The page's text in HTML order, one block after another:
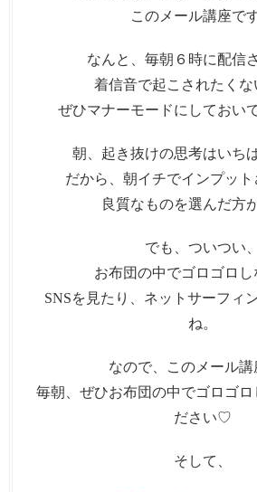
このメール講座です
なんと、毎朝６時に配信
着信音で起こされたくな
ぜひマナーモードにしておい
朝、起き抜けの思考はいち
だから、朝イチでインプッ
良質なものを選んだ方
でも、ついつい、
お布団の中でゴロゴロし
SNSを見たり、ネットサーフィ
ね。
なので、このメール講
毎朝、ぜひお布団の中でゴロゴロ
ださい♡
そして、